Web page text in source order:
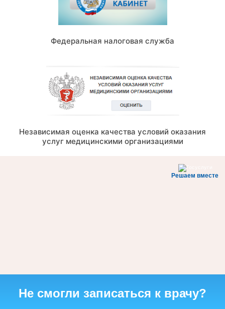
Федеральная налоговая служба
Независимая оценка качества условий оказания
услуг медицинскими организациями
Решаем вместе
Не смогли записаться к врачу?